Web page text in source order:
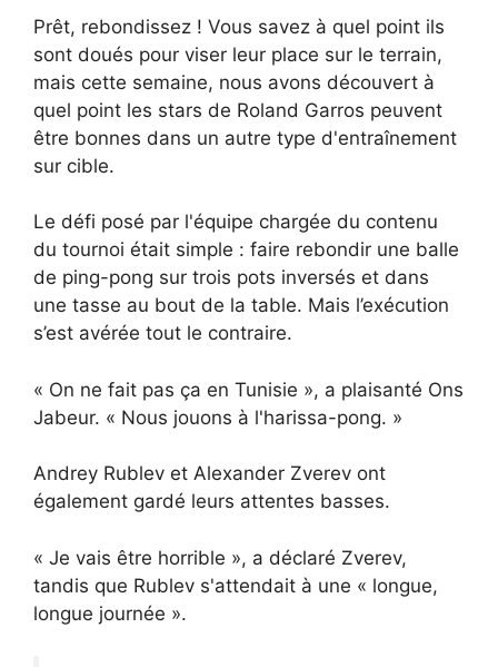
Prêt, rebondissez ! Vous savez à quel point ils
sont doués pour viser leur place sur le terrain,
mais cette semaine, nous avons découvert à
quel point les stars de Roland Garros peuvent
être bonnes dans un autre type d'entraînement
sur cible.
Le défi posé par l'équipe chargée du contenu
du tournoi était simple : faire rebondir une balle
de ping-pong sur trois pots inversés et dans
une tasse au bout de la table. Mais l’exécution
s’est avérée tout le contraire.
« On ne fait pas ça en Tunisie », a plaisanté Ons
Jabeur. « Nous jouons à l'harissa-pong. »
Andrey Rublev et Alexander Zverev ont
également gardé leurs attentes basses.
« Je vais être horrible », a déclaré Zverev,
tandis que Rublev s'attendait à une « longue,
longue journée ».